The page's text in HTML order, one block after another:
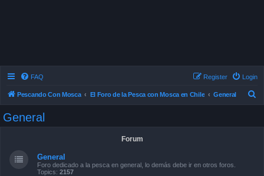
FAQ Login
Register
Pescando Con Mosca El Foro de la Pesca con Mosca en Chile General
General
Forum
General
Foro dedicado a la pesca en general, lo demás debe ir en otros foros.
Topics: 2157